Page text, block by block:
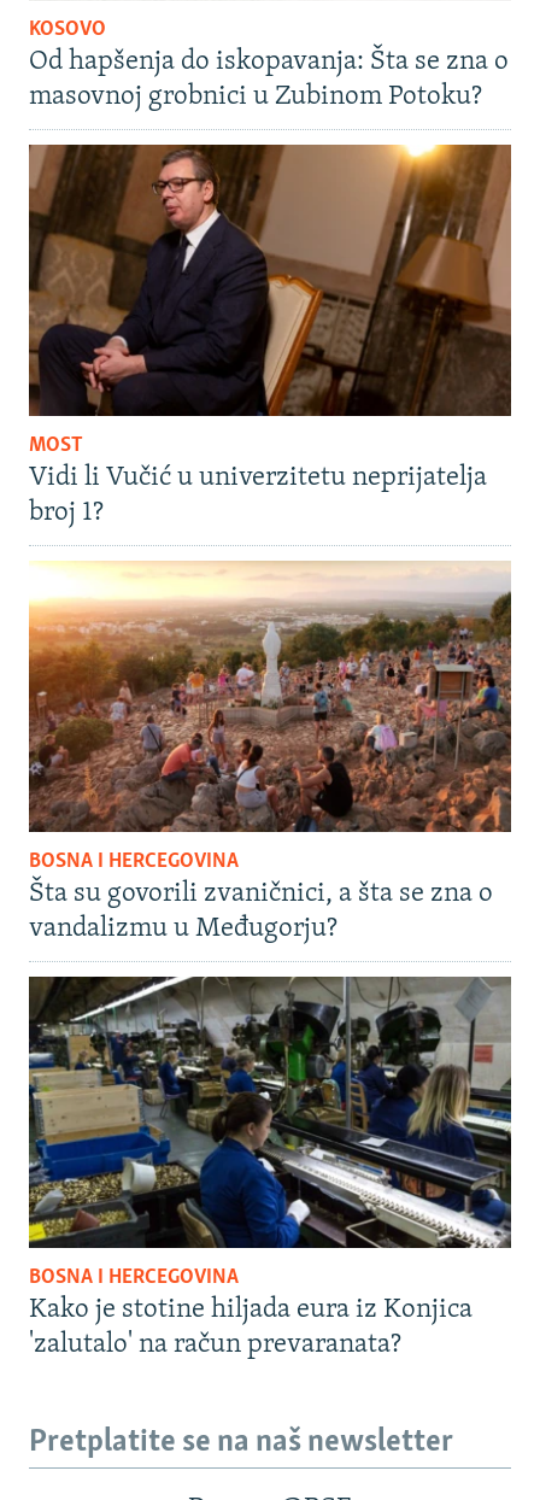
KOSOVO
Od hapšenja do iskopavanja: Šta se zna o
masovnoj grobnici u Zubinom Potoku?
MOST
Vidi li Vučić u univerzitetu neprijatelja
broj 1?
BOSNA I HERCEGOVINA
Šta su govorili zvaničnici, a šta se zna o
vandalizmu u Međugorju?
BOSNA I HERCEGOVINA
Kako je stotine hiljada eura iz Konjica
'zalutalo' na račun prevaranata?
Pretplatite se na naš newsletter